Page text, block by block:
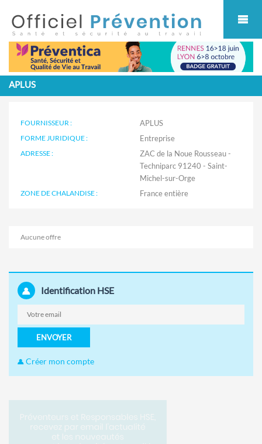
APLUS
FOURNISSEUR : APLUS
FORME JURIDIQUE : Entreprise
ADRESSE :
ZAC de la Noue Rousseau -
Techniparc 91240 - Saint-
Michel-sur-Orge
ZONE DE CHALANDISE :
Aucune offre
Identification HSE
ENVOYER
Créer mon compte